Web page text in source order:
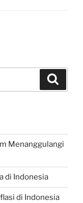
Menanggulangi
di Indonesia
di Indonesia